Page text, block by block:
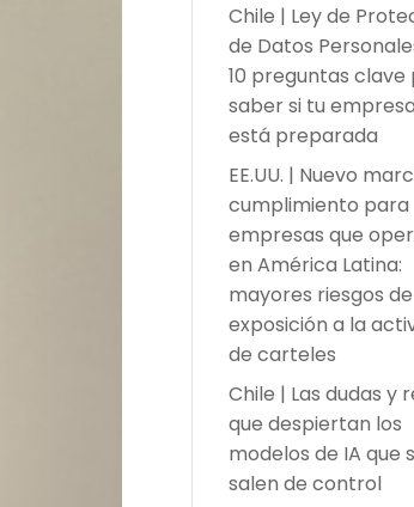
Chile | Ley de
de Datos
10 preguntas clave
saber si tu empresa
está preparada
EE.UU. | Nuevo
cumplimiento para
empresas que
en América Latina:
mayores riesgos de
exposición a la
de carteles
Chile | Las dudas y
que despiertan los
modelos de IA que
salen de control